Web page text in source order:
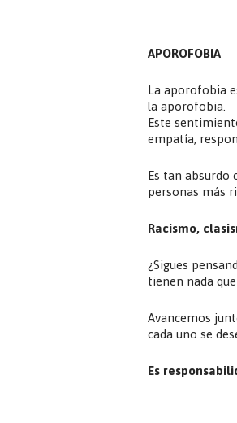
APOROFOBIA
La aporofobia
la aporofobia.
Este
empatía,
Es tan absurdo
personas más
Racismo,
¿Sigues
tienen nada
Avancemos
cada uno se
Es